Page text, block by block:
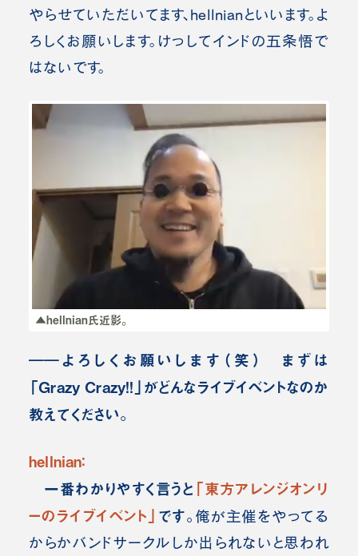
やらせていただいてます、hellnianといいます。よ
ろしくお願いします。けっしてインドの五条悟で
はないです。
▲hellnian氏近影。
――よろしくお願いします（笑） まずは
「Grazy Crazy!!」がどんなライブイベントなのか
教えてください。
hellnian：
一番わかりやすく言うと 「東方アレンジオンリ
ーのライブイベント」 です。 俺が主催をやってる
からかバンドサークルしか出られないと思われ